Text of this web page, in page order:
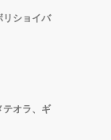
ショイバ
オラ、ギ